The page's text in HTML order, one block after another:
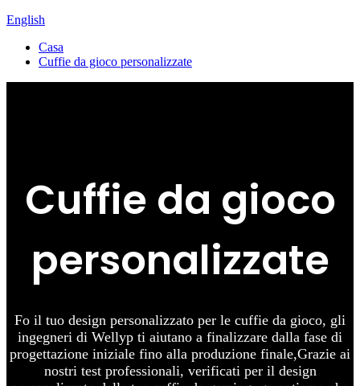
English
Casa
Cuffie da gioco personalizzate
Cuffie da gioco
personalizzate
Fo il tuo design personalizzato per le cuffie da gioco, gli
ingegneri di Wellyp ti aiutano a finalizzare dalla fase di
progettazione iniziale fino alla produzione finale,Grazie ai
nostri test professionali, verificati per il design